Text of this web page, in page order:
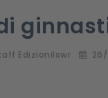
Edizionilswr